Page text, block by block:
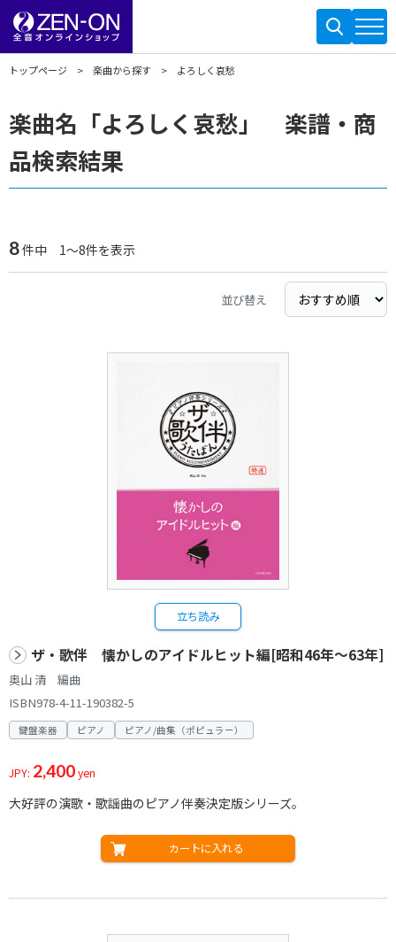
トップページ 楽曲から探す よろしく哀愁
楽曲名「よろしく哀愁」 楽譜・商
品検索結果
8件中 1～8件を表示
並び替え
立ち読み
ザ・歌伴 懐かしのアイドルヒット編[昭和46年～63年]
奥山 清 編曲
ISBN978-4-11-190382-5
鍵盤楽器 ピアノ ピアノ/曲集（ポピュラー）
JPY: 2,400yen
大好評の演歌・歌謡曲のピアノ伴奏決定版シリーズ。
カートに入れる